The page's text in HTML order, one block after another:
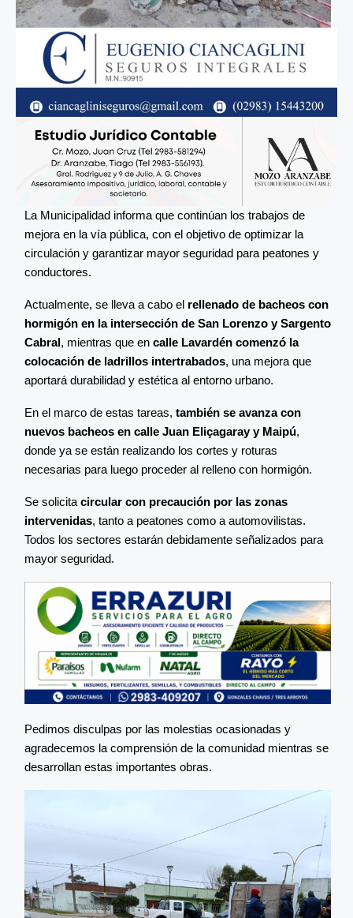
La Municipalidad informa que continúan los trabajos de
mejora en la vía pública, con el objetivo de optimizar la
circulación y garantizar mayor seguridad para peatones y
conductores.
Actualmente, se lleva a cabo el rellenado de bacheos con
hormigón en la intersección de San Lorenzo y Sargento
Cabral, mientras que en calle Lavardén comenzó la
colocación de ladrillos intertrabados, una mejora que
aportará durabilidad y estética al entorno urbano.
En el marco de estas tareas, también se avanza con
nuevos bacheos en calle Juan Eliçagaray y Maipú,
donde ya se están realizando los cortes y roturas
necesarias para luego proceder al relleno con hormigón.
Se solicita circular con precaución por las zonas
intervenidas, tanto a peatones como a automovilistas.
Todos los sectores estarán debidamente señalizados para
mayor seguridad.
Pedimos disculpas por las molestias ocasionadas y
agradecemos la comprensión de la comunidad mientras se
desarrollan estas importantes obras.